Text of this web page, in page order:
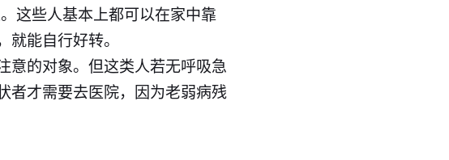
这些人基本上都可以在家中靠
能自行好转。
意的对象。但这类人若无呼吸急
者才需要去医院，因为老弱病残